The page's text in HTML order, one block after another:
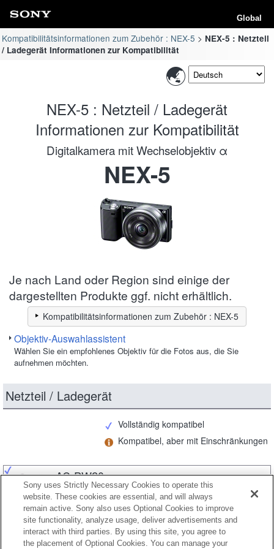
Global
Kompatibilitätsinformationen zum Zubehör : NEX-5
NEX-5 : Netzteil
/ Ladegerät Informationen zur Kompatibilität
NEX-5 : Netzteil / Ladegerät
Informationen zur Kompatibilität
Digitalkamera mit Wechselobjektiv α
NEX-5
Je nach Land oder Region sind einige der
dargestellten Produkte ggf. nicht erhältlich.
Kompatibilitätsinformationen zum Zubehör : NEX-5
Objektiv-Auswahlassistent
Wählen Sie ein empfohlenes Objektiv für die Fotos aus, die Sie
aufnehmen möchten.
Netzteil / Ladegerät
Vollständig kompatibel
Kompatibel, aber mit Einschränkungen
AC-PW20
BC-QM1
Sony uses Strictly Necessary Cookies to operate this
website. These cookies are essential, and will always
remain active. Sony also uses Optional Cookies to improve
site functionality, analyze usage, deliver advertisements and
interact with third parties. By using this site, you agree to
the placement of Optional Cookies. You can manage your